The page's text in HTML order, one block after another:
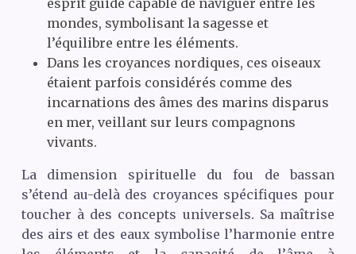
mondes, symbolisant la sagesse et
l’équilibre entre les éléments.
Dans les croyances nordiques, ces oiseaux
étaient parfois considérés comme des
incarnations des âmes des marins disparus
en mer, veillant sur leurs compagnons
vivants.
La dimension spirituelle du fou de bassan
s’étend au-delà des croyances spécifiques pour
toucher à des concepts universels. Sa maîtrise
des airs et des eaux symbolise l’harmonie entre